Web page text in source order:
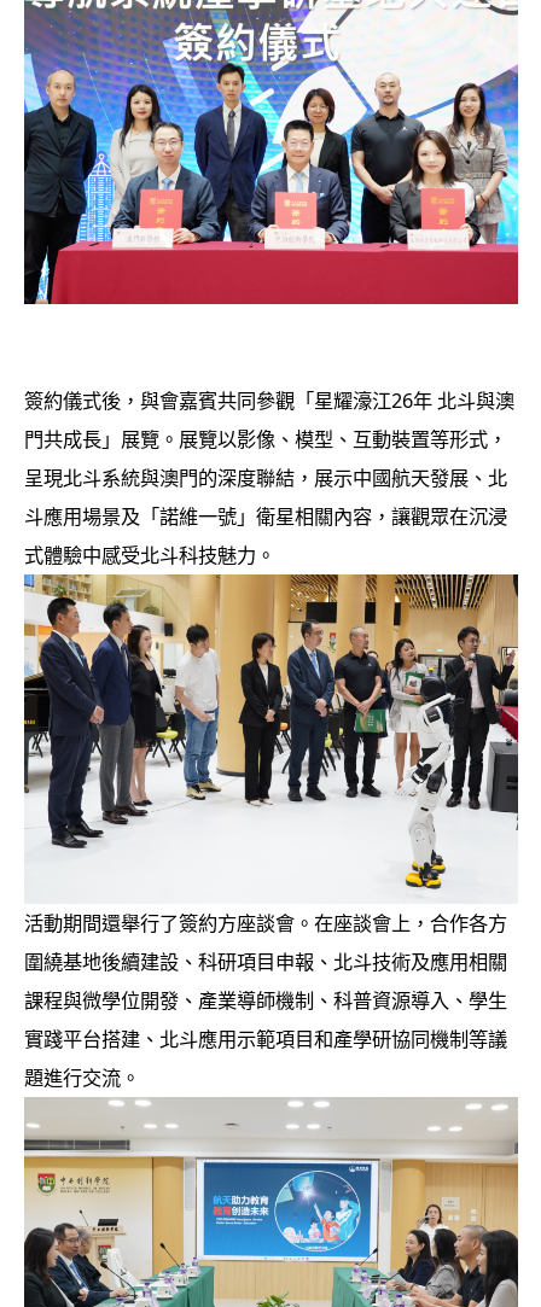
簽約儀式後，與會嘉賓共同參觀「星耀濠江26年 北斗與澳
門共成長」展覽。展覽以影像、模型、互動裝置等形式，
呈現北斗系統與澳門的深度聯結，展示中國航天發展、北
斗應用場景及「諾維一號」衛星相關內容，讓觀眾在沉浸
式體驗中感受北斗科技魅力。
活動期間還舉行了簽約方座談會。在座談會上，合作各方
圍繞基地後續建設、科研項目申報、北斗技術及應用相關
課程與微學位開發、產業導師機制、科普資源導入、學生
實踐平台搭建、北斗應用示範項目和產學研協同機制等議
題進行交流。